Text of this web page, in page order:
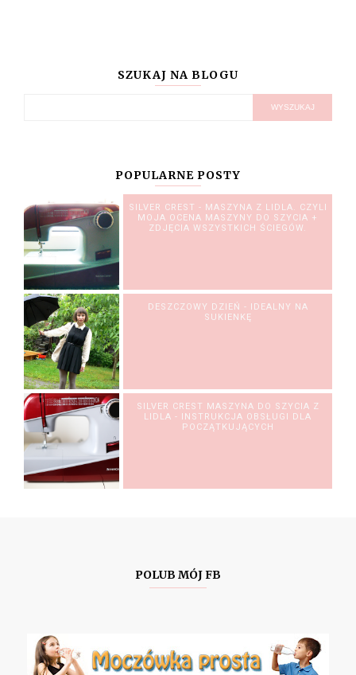
SZUKAJ NA BLOGU
POPULARNE POSTY
SILVER CREST - MASZYNA Z LIDLA. CZYLI
MOJA OCENA MASZYNY DO SZYCIA +
ZDJĘCIA WSZYSTKICH ŚCIEGÓW.
DESZCZOWY DZIEŃ - IDEALNY NA
SUKIENKĘ
SILVER CREST MASZYNA DO SZYCIA Z
LIDLA - INSTRUKCJA OBSŁUGI DLA
POCZĄTKUJĄCYCH
POLUB MÓJ FB